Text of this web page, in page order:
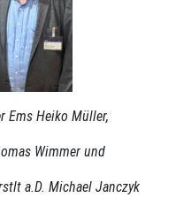
Ems Heiko Müller,
Wimmer und
a.D. Michael Janczyk